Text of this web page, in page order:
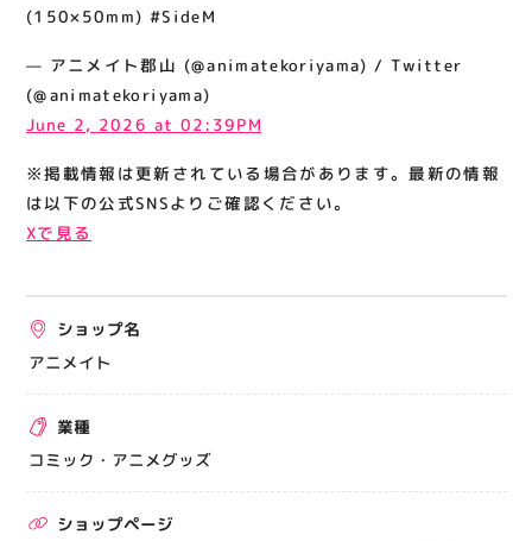
関連情報
お知らせ
プライバシーポリシー
サイトポリシー
出店をご検討の方へ
テナント出店募集
催事出店募集
アティビジョンについて
(150×50mm) #SideM
— アニメイト郡山 (@animatekoriyama) / Twitter
(@animatekoriyama)
June 2, 2026 at 02:39PM
※掲載情報は更新されている場合があります。最新の情報
は以下の公式SNSよりご確認ください。
Xで見る
ショップ名
アニメイト
業種
コミック・アニメグッズ
ショップページ